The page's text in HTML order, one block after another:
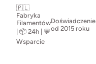
🇵🇱
Fabryka
Filamentów
| 📦 24h | 💬
Wsparcie
Doświadczenie
od 2015 roku